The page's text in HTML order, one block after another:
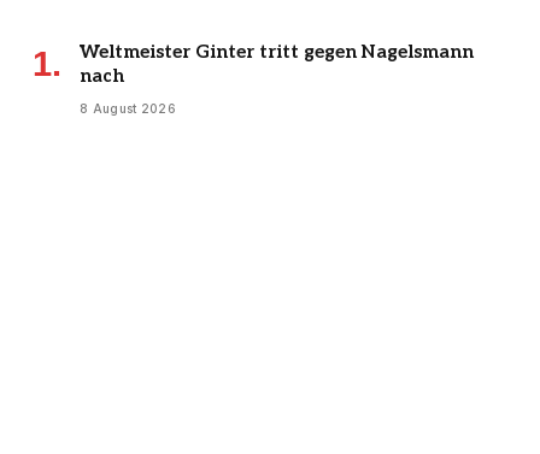
Weltmeister Ginter tritt gegen Nagelsmann
nach
8 August 2026